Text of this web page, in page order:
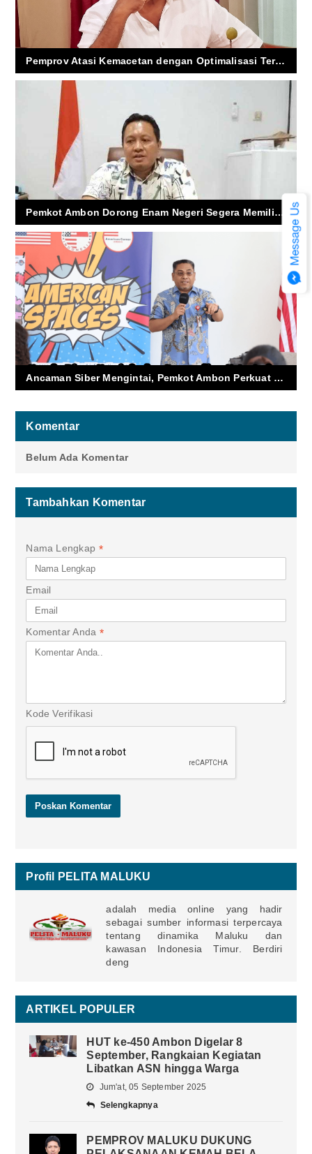
Pemprov Atasi Kemacetan dengan Optimalisasi Terminal Transit Passo
Pemkot Ambon Dorong Enam Negeri Segera Memiliki Raja Defenitif
Ancaman Siber Mengintai, Pemkot Ambon Perkuat Keamanan Digital dan Perlindungan Data Warga
Komentar
Belum Ada Komentar
Tambahkan Komentar
Nama Lengkap *
Email
Komentar Anda *
Kode Verifikasi
Profil PELITA MALUKU
adalah media online yang hadir
sebagai sumber informasi terpercaya
tentang dinamika Maluku dan
kawasan Indonesia Timur. Berdiri
deng
ARTIKEL POPULER
HUT ke-450 Ambon Digelar 8
September, Rangkaian Kegiatan
Libatkan ASN hingga Warga
Jum'at, 05 September 2025
Selengkapnya
PEMPROV MALUKU DUKUNG